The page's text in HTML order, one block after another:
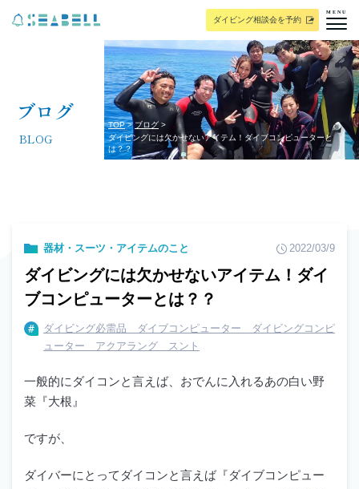
ダイビング相談会を予約
MENU
ブログ
BLOG
TOP
ブログ
ダイビングには欠かせないアイテム！ダイブコンピューターと
は？？
器材・スーツ・アイテムのこと 2022/03/9
ダイビングには欠かせないアイテム！ダイ
ブコンピューターとは？？
ダイビング必需品 ダイブコンピューター ダイビングコンピ
ューター アクアラング スント
一般的にダイコンと言えば、おでんに入れるあの白い野
菜『大根』
ですが、
ダイバーにとってダイコンと言えば『ダイブコンピュー